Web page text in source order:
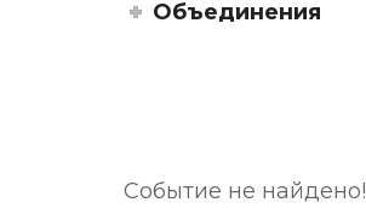
Объединения
Событие не найдено!